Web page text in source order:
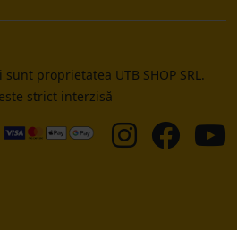
proprietatea UTB SHOP SRL.
strict interzisă